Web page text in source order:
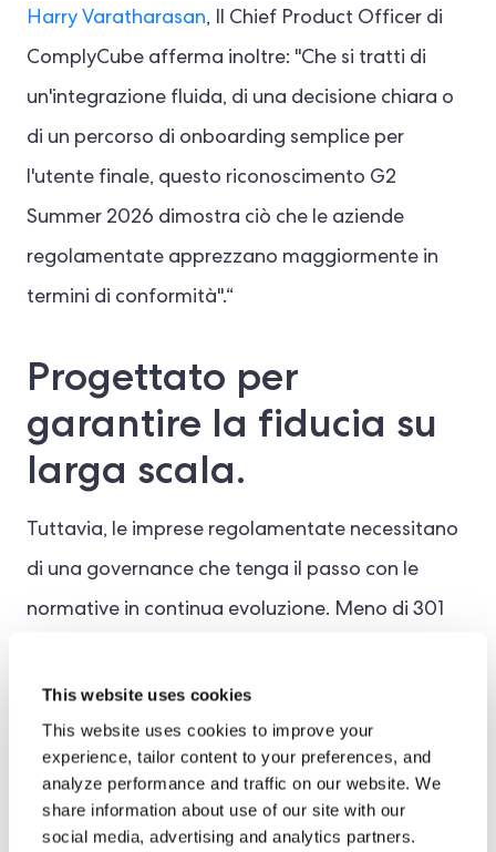
This website uses cookies
This website uses cookies to improve your
experience, tailor content to your preferences, and
analyze performance and traffic on our website. We
share information about use of our site with our
social media, advertising and analytics partners.
Harry Varatharasan, Il Chief Product Officer di
ComplyCube afferma inoltre: "Che si tratti di
un'integrazione fluida, di una decisione chiara o
di un percorso di onboarding semplice per
l'utente finale, questo riconoscimento G2
Summer 2026 dimostra ciò che le aziende
regolamentate apprezzano maggiormente in
termini di conformità".“
Progettato per
garantire la fiducia su
larga scala.
Tuttavia, le imprese regolamentate necessitano
di una governance che tenga il passo con le
normative in continua evoluzione. Meno di 301
approfondita delle proprie pratiche
antiriciclaggio secondo i rapporti di ricerca AML
2026 di PwC. Inoltre, è probabile che solo un
terzo di esse sia conforme entro la prossima